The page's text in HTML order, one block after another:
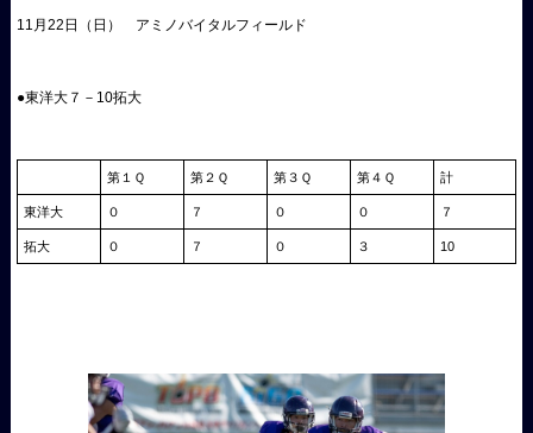
11月22日（日） アミノバイタルフィールド
●東洋大７－10拓大
第１Ｑ 第２Ｑ 第３Ｑ 第４Ｑ 計
東洋大 ０ ７ ０ ０ ７
拓大 ０ ７ ０ ３ 10